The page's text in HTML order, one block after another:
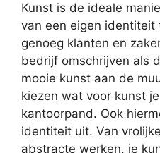
Kunst is de ideale
van een eigen identiteit
genoeg klanten en
bedrijf omschrijven als
mooie kunst aan de
kiezen wat voor kunst
kantoorpand. Ook
identiteit uit. Van
abstracte werken, je